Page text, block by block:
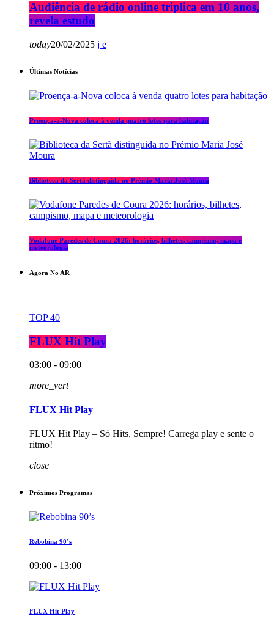
Audiência de rádio online triplica em 10 anos,
revela estudo
today20/02/2025
Últimas Notícias
Proença-a-Nova coloca à venda quatro lotes para habitação
Biblioteca da Sertã distinguida no Prémio Maria José Moura
Vodafone Paredes de Coura 2026: horários, bilhetes, campismo, mapa e
meteorologia
Agora No AR
TOP 40
FLUX Hit Play
03:00 - 09:00
more_vert
FLUX Hit Play
FLUX Hit Play – Só Hits, Sempre! Carrega play e sente o
ritmo!
close
Próximos Programas
Rebobina 90’s
09:00 - 13:00
FLUX Hit Play